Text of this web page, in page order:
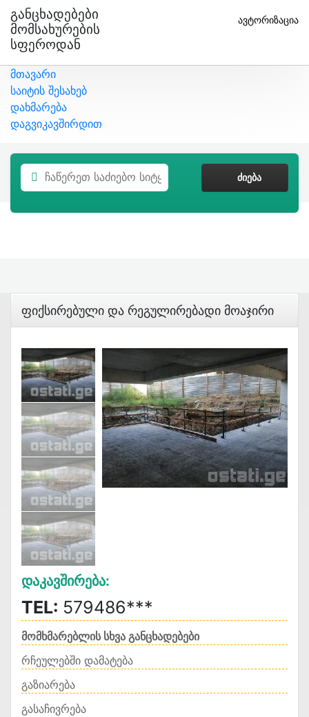
Განცხადებები
Მომსახურების
Სფეროდან
ავტორიზაცია
მთავარი
საიტის შესახებ
დახმარება
დაგვიკავშირდით
ᲫᲘᲔᲑᲐ
Ფიქსირებული Და Რეგულირებადი Მოაჯირი
Დაკავშირება:
TEL: 579486***
მომხმარებლის სხვა განცხადებები
რჩეულებში დამატება
გაზიარება
გასაჩივრება